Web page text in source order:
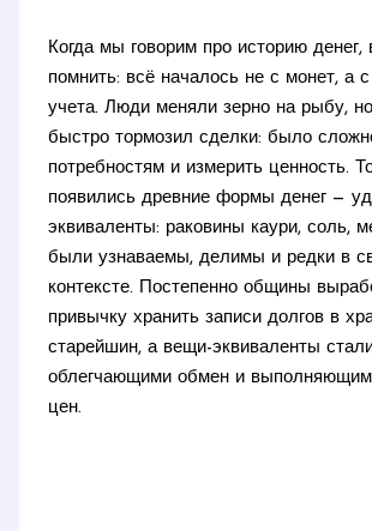
Когда мы говорим про историю денег,
помнить: всё началось не с монет, а
учета. Люди меняли зерно на рыбу,
быстро тормозил сделки: было
потребностям и измерить ценность.
появились древние формы денег —
эквиваленты: раковины каури, соль,
были узнаваемы, делимы и редки в
контексте. Постепенно общины
привычку хранить записи долгов в
старейшин, а вещи-эквиваленты
облегчающими обмен и
цен.